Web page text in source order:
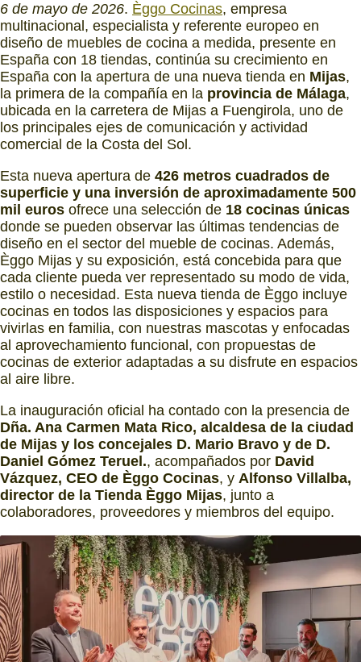
6 de mayo de 2026. Èggo Cocinas, empresa
multinacional, especialista y referente europeo en
diseño de muebles de cocina a medida, presente en
España con 18 tiendas, continúa su crecimiento en
España con la apertura de una nueva tienda en Mijas,
la primera de la compañía en la provincia de Málaga,
ubicada en la carretera de Mijas a Fuengirola, uno de
los principales ejes de comunicación y actividad
comercial de la Costa del Sol.
Esta nueva apertura de 426 metros cuadrados de
superficie y una inversión de aproximadamente 500
mil euros ofrece una selección de 18 cocinas únicas
donde se pueden observar las últimas tendencias de
diseño en el sector del mueble de cocinas. Además,
Èggo Mijas y su exposición, está concebida para que
cada cliente pueda ver representado su modo de vida,
estilo o necesidad. Esta nueva tienda de Èggo incluye
cocinas en todos las disposiciones y espacios para
vivirlas en familia, con nuestras mascotas y enfocadas
al aprovechamiento funcional, con propuestas de
cocinas de exterior adaptadas a su disfrute en espacios
al aire libre.
La inauguración oficial ha contado con la presencia de
Dña. Ana Carmen Mata Rico, alcaldesa de la ciudad
de Mijas y los concejales D. Mario Bravo y de D.
Daniel Gómez Teruel., acompañados por David
Vázquez, CEO de Èggo Cocinas, y Alfonso Villalba,
director de la Tienda Èggo Mijas, junto a
colaboradores, proveedores y miembros del equipo.